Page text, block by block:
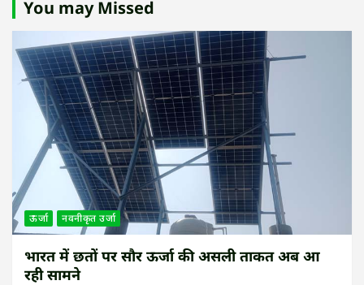
You may Missed
ऊर्जा नवनीकृत उर्जा
भारत में छतों पर सौर ऊर्जा की असली ताकत अब आ
रही सामने